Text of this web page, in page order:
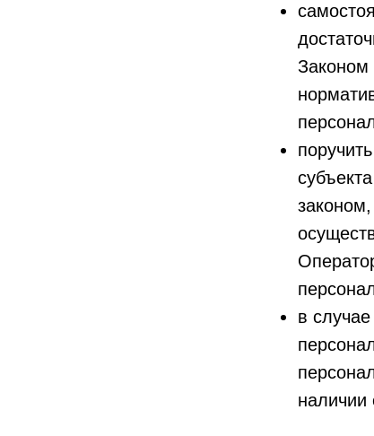
Законом
в
наличии